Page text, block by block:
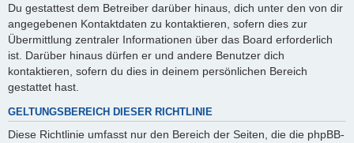
Du gestattest dem Betreiber darüber hinaus, dich unter den von dir
angegebenen Kontaktdaten zu kontaktieren, sofern dies zur
Übermittlung zentraler Informationen über das Board erforderlich
ist. Darüber hinaus dürfen er und andere Benutzer dich
kontaktieren, sofern du dies in deinem persönlichen Bereich
gestattet hast.
GELTUNGSBEREICH DIESER RICHTLINIE
Diese Richtlinie umfasst nur den Bereich der Seiten, die die phpBB-